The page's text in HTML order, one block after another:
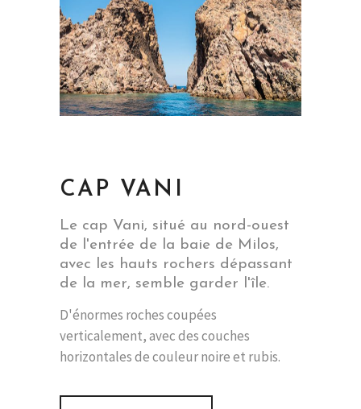
CAP VANI
Le cap Vani, situé au nord-ouest
de l'entrée de la baie de Milos,
avec les hauts rochers dépassant
de la mer, semble garder l'île.
D'énormes roches coupées
verticalement, avec des couches
horizontales de couleur noire et rubis.